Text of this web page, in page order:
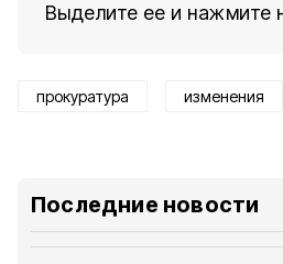
Выделите ее и нажмите
прокуратура изменения
Последние новости